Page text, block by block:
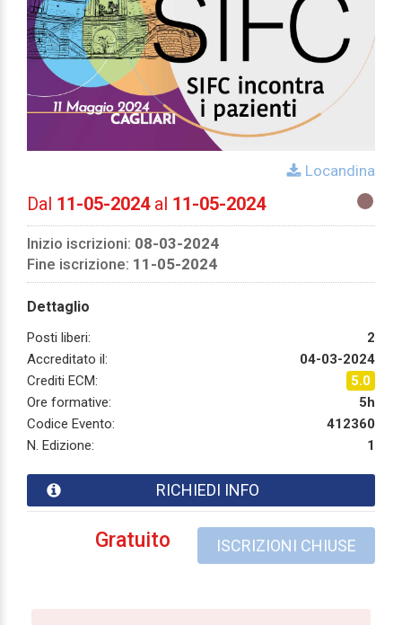
Locandina
Dal 11-05-2024al 11-05-2024
Inizio iscrizioni: 08-03-2024
Fine iscrizione: 11-05-2024
Dettaglio
Posti liberi:
2
Accreditato il:
04-03-2024
Crediti ECM:
5.0
Ore formative:
5h
Codice Evento:
412360
N. Edizione:
1
RICHIEDI INFO
ISCRIZIONI CHIUSE
Gratuito